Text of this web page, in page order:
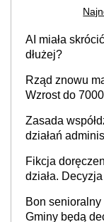
AI miała
dłużej?
Rząd znowu
Wzrost do
Zasada
działań
Fikcja
działa.
Bon senioralny
Gminy będą